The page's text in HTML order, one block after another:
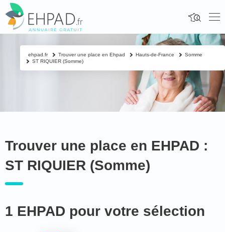
Trouver une place en EHPAD :
ST RIQUIER (Somme)
1 EHPAD pour votre sélection
ehpad.fr Trouver une place en Ehpad Hauts-de-France
Somme
ST RIQUIER (Somme)